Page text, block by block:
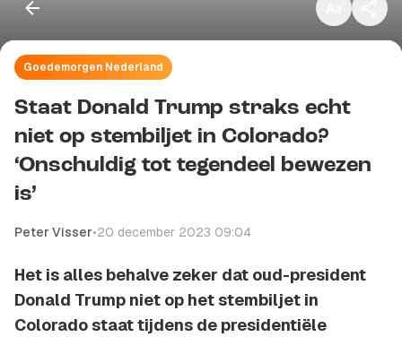
Goedemorgen Nederland
Staat Donald Trump straks echt
niet op stembiljet in Colorado?
‘Onschuldig tot tegendeel bewezen
is’
Peter Visser•20 december 2023 09:04
Het is alles behalve zeker dat oud-president
Donald Trump niet op het stembiljet in
Colorado staat tijdens de presidentiële